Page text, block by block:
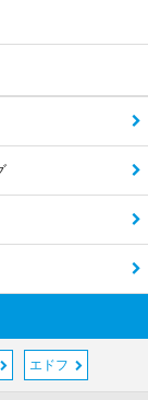
エドフ